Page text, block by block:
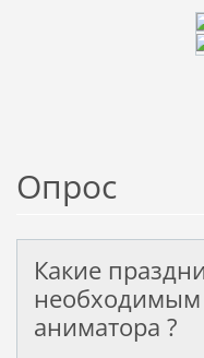
Опрос
Какие
аниматора ?